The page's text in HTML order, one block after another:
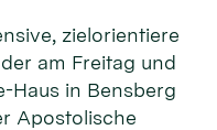
zielorientiere
am Freitag und
Haus in Bensberg
Apostolische